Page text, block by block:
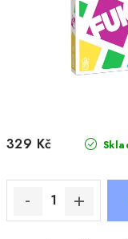
329 Kč